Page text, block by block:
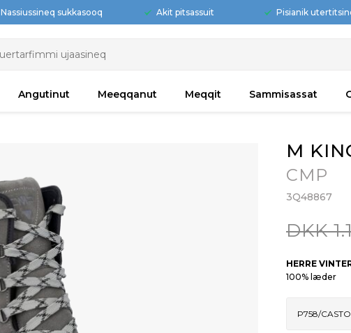
Nassiussineq sukkasooq Akit pitsassuit Pisianik
Angutinut Meeqqanut Meqqit Sammisassat
M
CMP
3Q48867
DKK
HERRE
100% læder